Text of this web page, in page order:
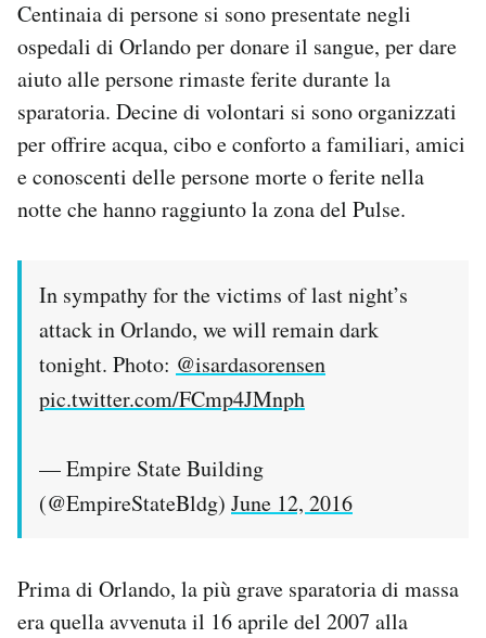
Centinaia di persone si sono presentate negli
ospedali di Orlando per donare il sangue, per dare
aiuto alle persone rimaste ferite durante la
sparatoria. Decine di volontari si sono organizzati
per offrire acqua, cibo e conforto a familiari, amici
e conoscenti delle persone morte o ferite nella
notte che hanno raggiunto la zona del Pulse.
In sympathy for the victims of last night’s
attack in Orlando, we will remain dark
tonight. Photo: @isardasorensen
pic.twitter.com/FCmp4JMnph
— Empire State Building
(@EmpireStateBldg) June 12, 2016
Prima di Orlando, la più grave sparatoria di massa
era quella avvenuta il 16 aprile del 2007 alla